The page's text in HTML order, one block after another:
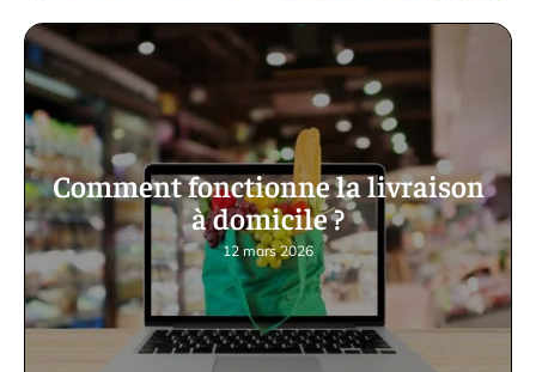
Comment fonctionne la livraison
à domicile ?
12 mars 2026